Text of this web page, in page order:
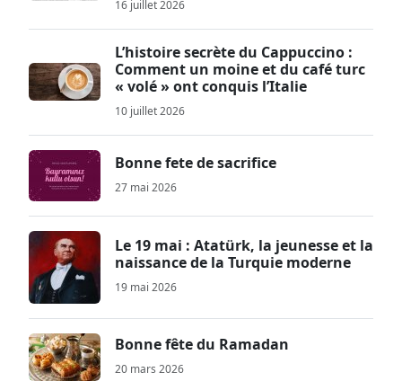
16 juillet 2026
L’histoire secrète du Cappuccino :
Comment un moine et du café turc
« volé » ont conquis l’Italie
10 juillet 2026
Bonne fete de sacrifice
27 mai 2026
Le 19 mai : Atatürk, la jeunesse et la
naissance de la Turquie moderne
19 mai 2026
Bonne fête du Ramadan
20 mars 2026